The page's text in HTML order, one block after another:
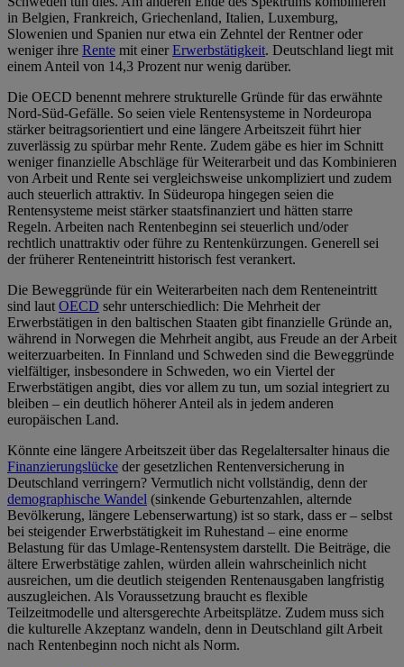
in Belgien, Frankreich, Griechenland, Italien, Luxemburg,
Slowenien und Spanien nur etwa ein Zehntel der Rentner oder
weniger ihre Rente mit einerErwerbstätigkeit. Deutschland liegt mit
einem Anteil von 14,3 Prozent nur wenig darüber.
Die OECD benennt mehrere strukturelle Gründe für das erwähnte
Nord-Süd-Gefälle. So seien viele Rentensysteme in Nordeuropa
stärker beitragsorientiert und eine längere Arbeitszeit führt hier
zuverlässig zu spürbar mehr Rente. Zudem gäbe es hier im Schnitt
weniger finanzielle Abschläge für Weiterarbeit und das Kombinieren
von Arbeit und Rente sei vergleichsweise unkompliziert und zudem
auch steuerlich attraktiv. In Südeuropa hingegen seien die
Rentensysteme meist stärker staatsfinanziert und hätten starre
Regeln. Arbeiten nach Rentenbeginn sei steuerlich und/oder
rechtlich unattraktiv oder führe zu Rentenkürzungen. Generell sei
der früherer Renteneintritt historisch fest verankert.
Die Beweggründe für ein Weiterarbeiten nach dem Renteneintritt
sind lautOECD sehr unterschiedlich: Die Mehrheit der
Erwerbstätigen in den baltischen Staaten gibt finanzielle Gründe an,
während in Norwegen die Mehrheit angibt, aus Freude an der Arbeit
weiterzuarbeiten. In Finnland und Schweden sind die Beweggründe
vielfältiger, insbesondere in Schweden, wo ein Viertel der
Erwerbstätigen angibt, dies vor allem zu tun, um sozial integriert zu
bleiben – ein deutlich höherer Anteil als in jedem anderen
europäischen Land.
Könnte eine längere Arbeitszeit über das Regelaltersalter hinaus die
Finanzierungslücke der gesetzlichen Rentenversicherung in
Deutschland verringern? Vermutlich nicht vollständig, denn der
demographische Wandel (sinkende Geburtenzahlen, alternde
Bevölkerung, längere Lebenserwartung) ist so stark, dass er – selbst
bei steigender Erwerbstätigkeit im Ruhestand – eine enorme
Belastung für das Umlage‑Renten­system darstellt. Die Beiträge, die
ältere Erwerbstätige zahlen, würden allein wahrscheinlich nicht
ausreichen, um die deutlich steigenden Rentenausgaben langfristig
auszugleichen. Als Voraussetzung braucht es flexible
Teilzeitmodelle und altersgerechte Arbeitsplätze. Zudem muss sich
die kulturelle Akzeptanz wandeln, denn in Deutschland gilt Arbeit
nach Rentenbeginn noch nicht als Norm.